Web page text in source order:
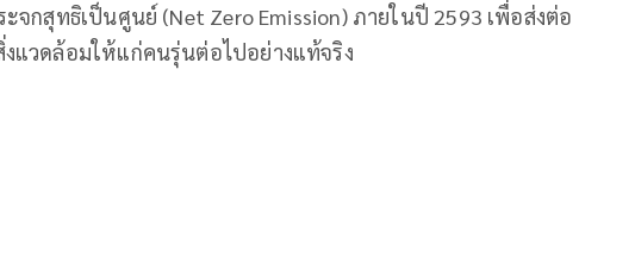
จกสุทธิเป็นศูนย์ (Net Zero Emission) ภายในปี 2593 เพื่อส่งต่อ
แวดล้อมให้แก่คนรุ่นต่อไปอย่างแท้จริง